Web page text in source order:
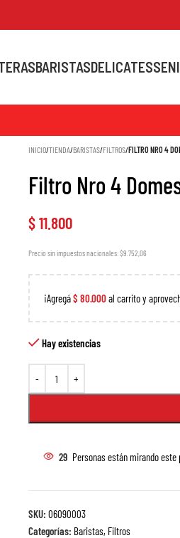
A $80.000
BARISTASDELICATESSEN
INICIO/TIENDA/BARISTAS/FILTROS/FILTRO NRO 4
Filtro Nro 4
$11.800
Precio sin impuestos nacionales: $9.752,06
¡Agregá$ 80.000al carrito y
Hay existencias
29 Personas están mirando este
SKU: 06090003
Categorías: Baristas, Filtros